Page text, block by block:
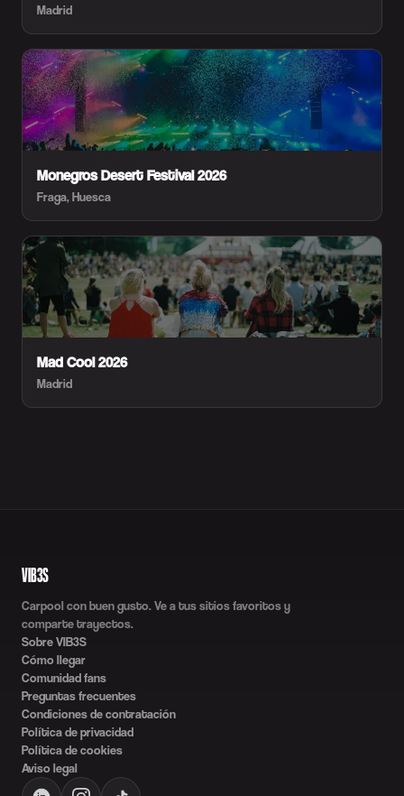
Madrid
Monegros Desert Festival 2026
Fraga, Huesca
Mad Cool 2026
Madrid
VIB3S
Carpool con buen gusto. Ve a tus sitios favoritos y
comparte trayectos.
Sobre VIB3S
Cómo llegar
Comunidad fans
Preguntas frecuentes
Condiciones de contratación
Política de privacidad
Política de cookies
Aviso legal